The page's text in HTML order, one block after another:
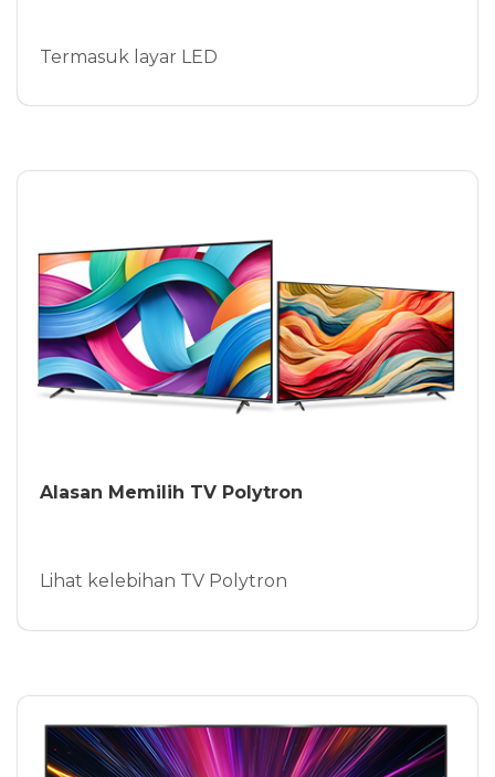
Termasuk layar LED
Alasan Memilih TV Polytron
Lihat kelebihan TV Polytron